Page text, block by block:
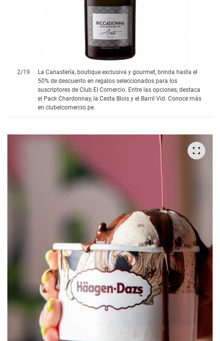
2/19
La Canastería, boutique exclusiva y gourmet, brinda hasta el
50% de descuento en regalos seleccionados para los
suscriptores de Club El Comercio. Entre las opciones, destaca
el Pack Chardonnay, la Cesta Blois y el Barril Vid. Conoce más
en clubelcomercio.pe.